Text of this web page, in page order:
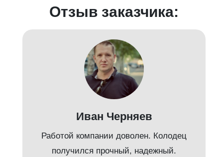
Отзыв заказчика:
Иван Черняев
Работой компании доволен. Колодец
получился прочный, надежный.